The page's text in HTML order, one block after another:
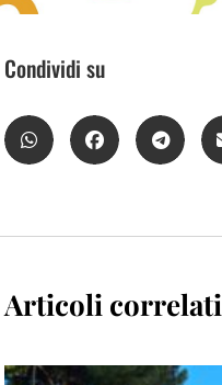
Condividi su
Articoli correlati